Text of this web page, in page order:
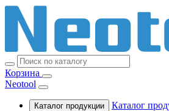
Корзина
Neotool
Каталог продукции
Каталог